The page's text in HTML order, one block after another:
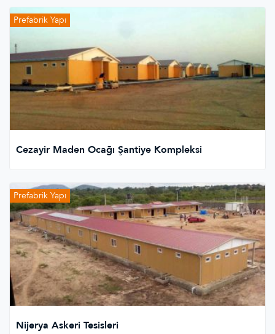
Prefabrik Yapı
Cezayir Maden Ocağı Şantiye Kompleksi
Prefabrik Yapı
Nijerya Askeri Tesisleri